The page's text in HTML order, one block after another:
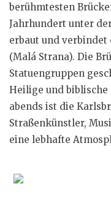
berühmtesten
Jahrhundert unter
erbaut und
(Malá Strana). Die
Statuengruppen
Heilige und biblische
abends ist die
Straßenkünstler,
eine lebhafte